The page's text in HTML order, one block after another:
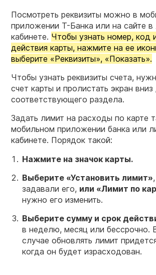
Посмотреть реквизиты можно в
приложении Т-Банка или на сайте в
кабинете. Чтобы узнать номер, код
действия карты, нажмите на ее
выберите «Реквизиты», «Показать».
Чтобы узнать реквизиты счета,
счет карты и пролистать экран вниз
соответствующего раздела.
Задать лимит на расходы по карте
мобильном приложении банка или
кабинете. Порядок такой:
Нажмите на значок карты.
Выберите «Установить лимит»
задавали его, или «Лимит по
нужно его изменить.
Выберите сумму и срок
в неделю, месяц или бессрочно.
случае обновлять лимит
когда он будет израсходован.